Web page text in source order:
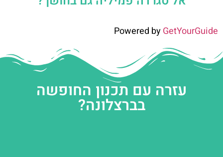
Powered byGetYourGuide
עזרה עם תכנון החופשה
בברצלונה?